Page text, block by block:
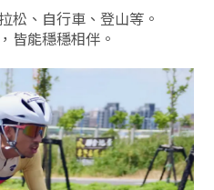
松、自行車、登山等。
皆能穩穩相伴。